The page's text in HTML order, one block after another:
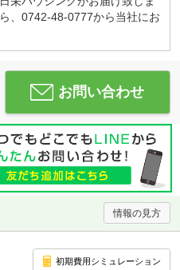
、0742-48-0777から当社にお
お問い合わせ
情報の見方
初期費用シミュレーション